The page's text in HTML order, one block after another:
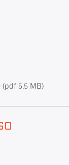
(pdf 5,5 MB)